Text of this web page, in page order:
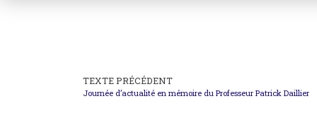
TEXTE PRÉCÉDENT
Journée d’actualité en mémoire du Professeur Patrick Daillier